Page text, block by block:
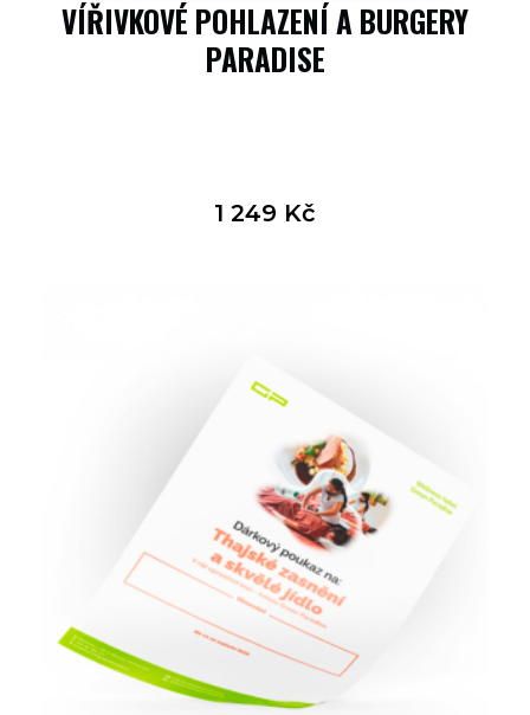
VÍŘIVKOVÉ POHLAZENÍ A BURGERY
PARADISE
1 249 Kč